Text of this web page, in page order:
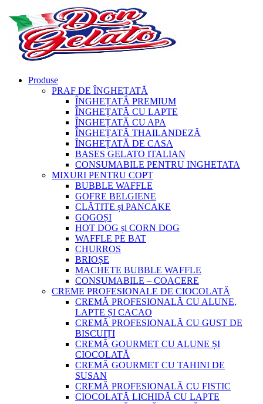
Produse
PRAF DE ÎNGHEȚATĂ
ÎNGHEȚATĂ PREMIUM
ÎNGHEȚATĂ CU LAPTE
ÎNGHEȚATĂ CU APA
ÎNGHEȚATĂ THAILANDEZĂ
ÎNGHEȚATĂ DE CASA
BASES GELATO ITALIAN
CONSUMABILE PENTRU INGHETATA
MIXURI PENTRU COPT
BUBBLE WAFFLE
GOFRE BELGIENE
CLĂTITE și PANCAKE
GOGOȘI
HOT DOG și CORN DOG
WAFFLE PE BAT
CHURROS
BRIOȘE
MACHETE BUBBLE WAFFLE
CONSUMABILE – COACERE
CREME PROFESIONALE DE CIOCOLATĂ
CREMĂ PROFESIONALĂ CU ALUNE,
LAPTE ȘI CACAO
CREMĂ PROFESIONALĂ CU GUST DE
BISCUIȚI
CREMĂ GOURMET CU ALUNE ȘI
CIOCOLATĂ
CREMĂ GOURMET CU TAHINI DE
SUSAN
CREMĂ PROFESIONALĂ CU FISTIC
CIOCOLATĂ LICHIDĂ CU LAPTE